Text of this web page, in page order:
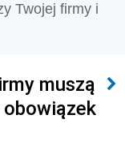
Twojej firmy i
muszą